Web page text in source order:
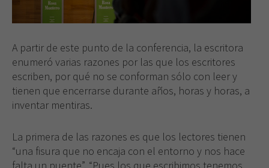
A partir de este punto de la conferencia, la escritora
enumeró varias razones por las que los escritores
escriben, por qué no se conforman sólo con leer y
tienen que encerrarse durante años, horas y horas, a
inventar mentiras.
La primera de las razones es que los lectores tienen
“una fisura que no encaja con el entorno y nos hace
falta un puente”. “Pues los que escribimos tenemos